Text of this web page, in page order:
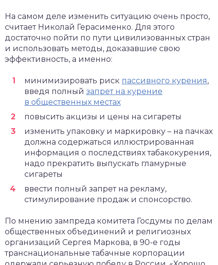
На самом деле изменить ситуацию очень просто,
считает Николай Герасименко. Для этого
достаточно пойти по пути цивилизованных стран
и использовать методы, доказавшие свою
эффективность, а именно:
минимизировать риск пассивного курения,
введя полный запрет на курение
в общественных местах
повысить акцизы и цены на сигареты
изменить упаковку и маркировку – на пачках
должна содержаться иллюстрированная
информация о последствиях табакокурения,
надо прекратить выпускать гламурные
сигареты
ввести полный запрет на рекламу,
стимулирование продаж и спонсорство.
По мнению зампреда комитета Госдумы по делам
общественных объединений и религиозных
организаций Сергея Маркова, в 90-е годы
транснациональные табачные корпорации